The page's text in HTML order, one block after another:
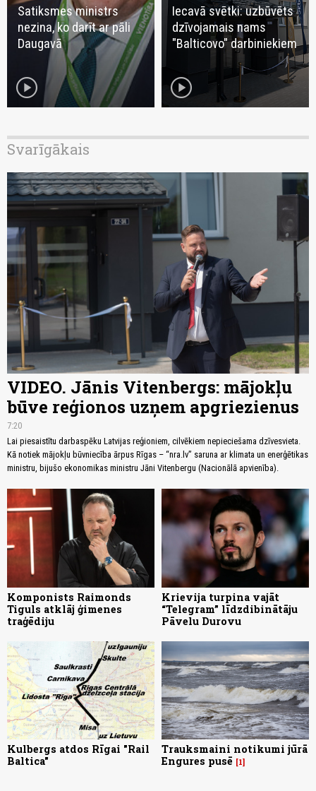
Satiksmes ministrs
nezina, ko darīt ar pāli
Daugavā
play_circle
Iecavā svētki: uzbūvēts
dzīvojamais nams
"Balticovo" darbiniekiem
play_circle
Svarīgākais
VIDEO. Jānis Vitenbergs: mājokļu
būve reģionos uzņem apgriezienus
7:20
Lai piesaistītu darbaspēku Latvijas reģioniem, cilvēkiem nepieciešama dzīvesvieta.
Kā notiek mājokļu būvniecība ārpus Rīgas – “nra.lv” saruna ar klimata un enerģētikas
ministru, bijušo ekonomikas ministru Jāni Vitenbergu (Nacionālā apvienība).
Komponists Raimonds
Tiguls atklāj ģimenes
traģēdiju
Krievija turpina vajāt
“Telegram” līdzdibinātāju
Pāvelu Durovu
Kulbergs atdos Rīgai "Rail
Baltica"
Trauksmaini notikumi jūrā
Engures pusē
1